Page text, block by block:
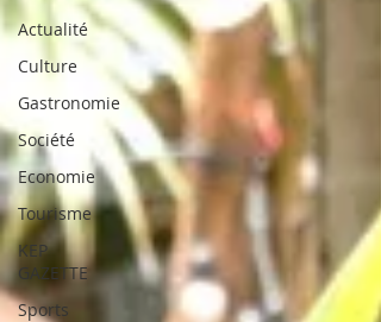
Actualité
Culture
Gastronomie
Société
Economie
Tourisme
KEP
GAZETTE
Sports